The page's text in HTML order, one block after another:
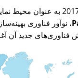
، نوآور فناوری
فناوری‌های جدید آن